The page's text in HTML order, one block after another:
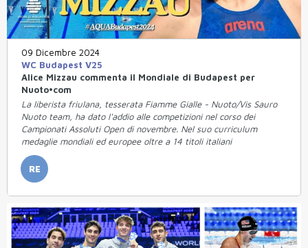
09 Dicembre 2024
WC Budapest V25
Alice Mizzau commenta il Mondiale di Budapest per
Nuoto•com
La liberista friulana, tesserata Fiamme Gialle - Nuoto/Vis Sauro
Nuoto team, ha dato l'addio alle competizioni nel corso dei
Campionati Assoluti Open di novembre. Nel suo curriculum
medaglie mondiali ed europee oltre a 14 titoli italiani
RE